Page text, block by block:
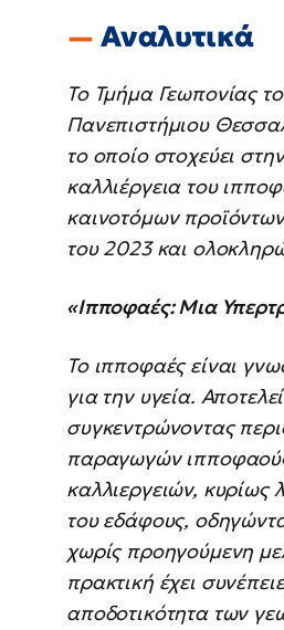
Αναλυτικά
Το Τμήμα Γεωπονίας
Πανεπιστήμιου
το οποίο στοχεύει
καλλιέργεια του
καινοτόμων
του 2023 και
«Ιπποφαές: Μια
Το ιπποφαές είναι
για την υγεία.
συγκεντρώνοντας
παραγωγών
καλλιεργειών,
του εδάφους,
χωρίς προηγούμενη
πρακτική έχει
αποδοτικότητα των